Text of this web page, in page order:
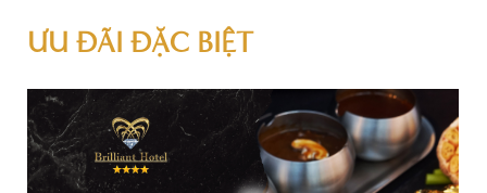
ƯU ĐÃI ĐẶC BIỆT